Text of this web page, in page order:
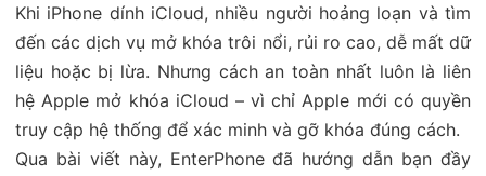
Khi iPhone dính iCloud, nhiều người hoảng loạn và tìm
đến các dịch vụ mở khóa trôi nổi, rủi ro cao, dễ mất dữ
liệu hoặc bị lừa. Nhưng cách an toàn nhất luôn là liên
hệ Apple mở khóa iCloud – vì chỉ Apple mới có quyền
truy cập hệ thống để xác minh và gỡ khóa đúng cách.
Qua bài viết này, EnterPhone đã hướng dẫn bạn đầy